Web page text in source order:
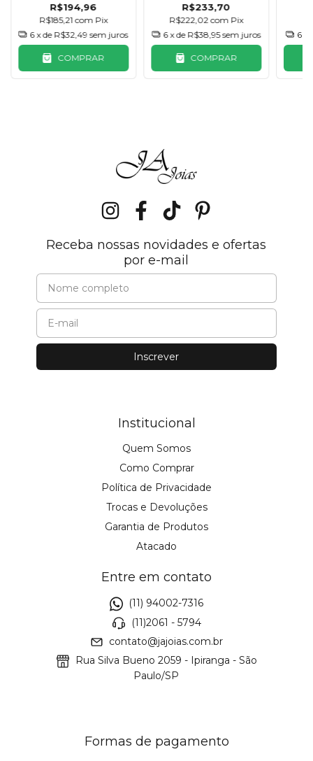
R$194,96
R$185,21com Pix
6 x de R$32,49 sem juros
COMPRAR
R$233,70
R$222,02com Pix
6 x de R$38,95 sem juros
COMPRAR
6
Receba nossas novidades e ofertas
por e-mail
Institucional
Quem Somos
Como Comprar
Política de Privacidade
Trocas e Devoluções
Garantia de Produtos
Atacado
Entre em contato
(11) 94002-7316
(11)2061 - 5794
contato@jajoias.com.br
Rua Silva Bueno 2059 - Ipiranga - São
Paulo/SP
Formas de pagamento